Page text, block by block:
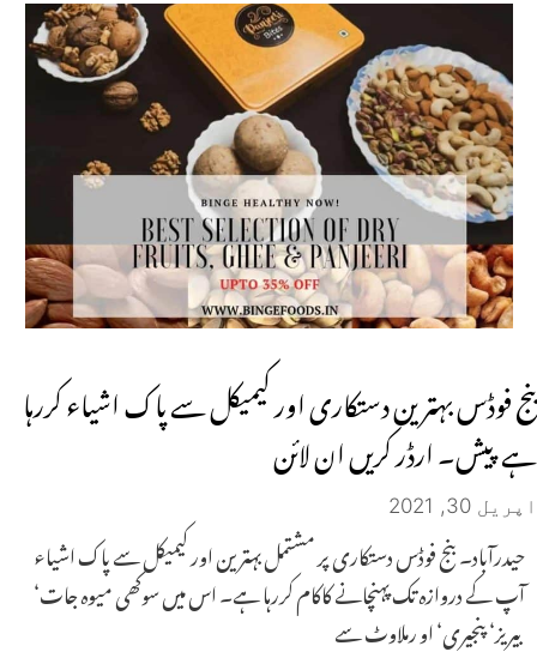
بنج فوڈس بہترین دستکاری اور کیمیکل سے پاک اشیاء کررہا
ہے پیش۔ ارڈر کریں ان لائن
اپریل 30, 2021
حیدرآباد۔ بنج فوڈس دستکاری پر مشتمل بہترین اور کیمیکل سے پاک اشیاء
آپ کے دروازہ تک پہنچانے کاکام کررہا ہے۔ اس میں سوکھی میوہ جات‘
بیریز‘ پنجیری‘ او رملاوٹ سے